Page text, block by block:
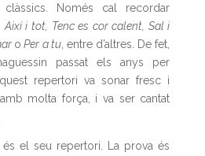
Només cal recordar
Així i tot, Tenc es cor calent, Sal i
o Per a tu, entre d’altres. De fet,
passat els anys per
repertori va sonar fresc i
molta força, i va ser cantat
el seu repertori. La prova és